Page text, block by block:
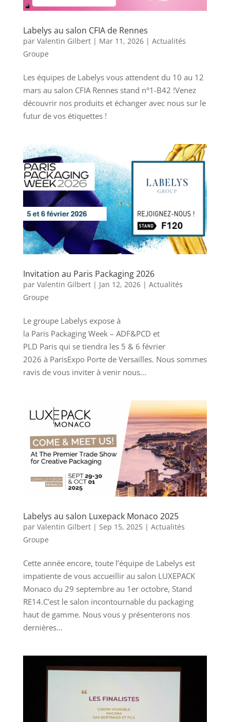
Labelys au salon CFIA de Rennes
par Valentin Gilbert| Mar 11, 2026| Actualités
Groupe
Les équipes de Labelys vous attendent du 10 au 12
mars au salon CFIA Rennes stand n°1-B42 !Venez
découvrir nos produits et échanger avec nous sur le
futur de vos étiquettes !
Invitation au Paris Packaging 2026
par Valentin Gilbert| Jan 12, 2026| Actualités
Groupe
Le groupe Labelys expose à
la Paris Packaging Week – ADF&PCD et
PLD Paris qui se tiendra les 5 & 6 février
2026 à ParisExpo Porte de Versailles. Nous sommes
ravis de vous inviter à venir nous...
Labelys au salon Luxepack Monaco 2025
par Valentin Gilbert| Sep 15, 2025| Actualités
Groupe
Cette année encore, toute l’équipe de Labelys est
impatiente de vous accueillir au salon LUXEPACK
Monaco du 29 septembre au 1er octobre, Stand
RE14.C’est le salon incontournable du packaging
haut de gamme. Nous vous y présenterons nos
dernières...